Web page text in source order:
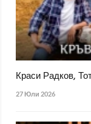
Краси Радков,
27 Юли 2026